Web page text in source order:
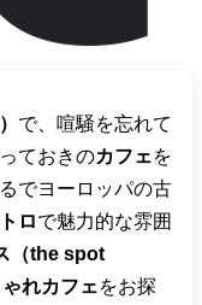
で、喧騒を忘れて
ておきのカフェを
でヨーロッパの古
ロで魅力的な雰囲
（the spot
れカフェをお探